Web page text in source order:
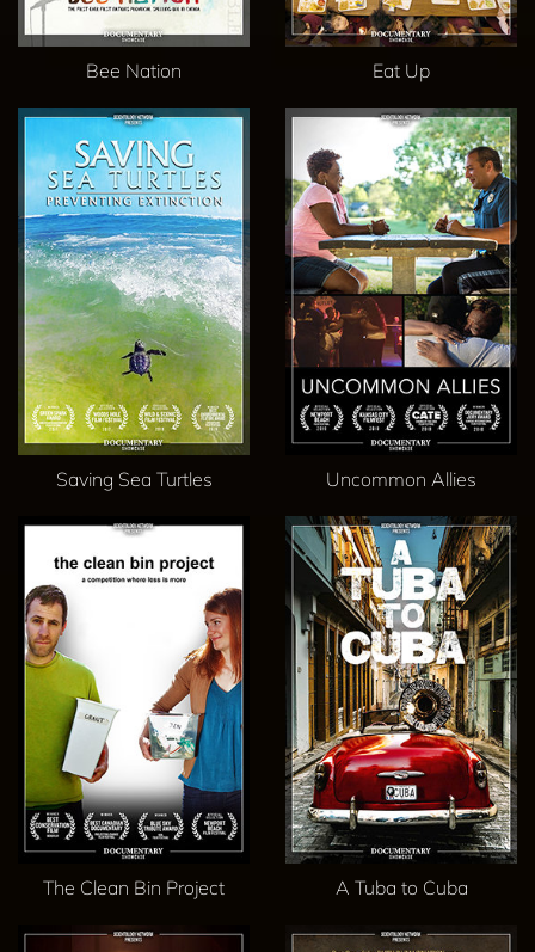
Bee Nation Eat Up
Saving Sea Turtles Uncommon Allies
The Clean Bin Project A Tuba to Cuba